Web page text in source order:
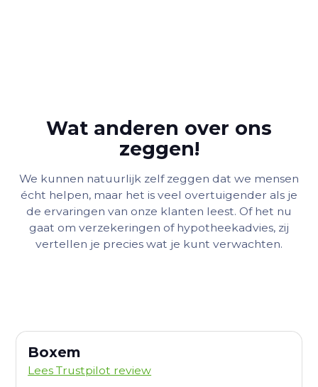
Wat anderen over ons
zeggen!
We kunnen natuurlijk zelf zeggen dat we mensen
écht helpen, maar het is veel overtuigender als je
de ervaringen van onze klanten leest. Of het nu
gaat om verzekeringen of hypotheekadvies, zij
vertellen je precies wat je kunt verwachten.
Boxem
Lees Trustpilot review